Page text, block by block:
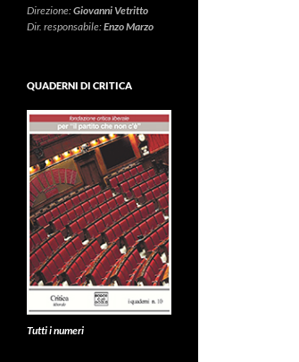
Direzione:Giovanni Vetritto
Dir. responsabile:Enzo Marzo
QUADERNI DI CRITICA
Tutti i numeri